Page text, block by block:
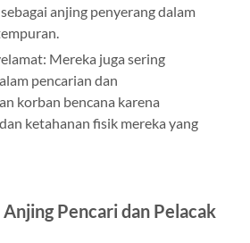
anjing penyerang dalam
Mereka juga sering
pencarian dan
korban bencana karena
ketahanan fisik mereka yang
Pencari dan Pelacak